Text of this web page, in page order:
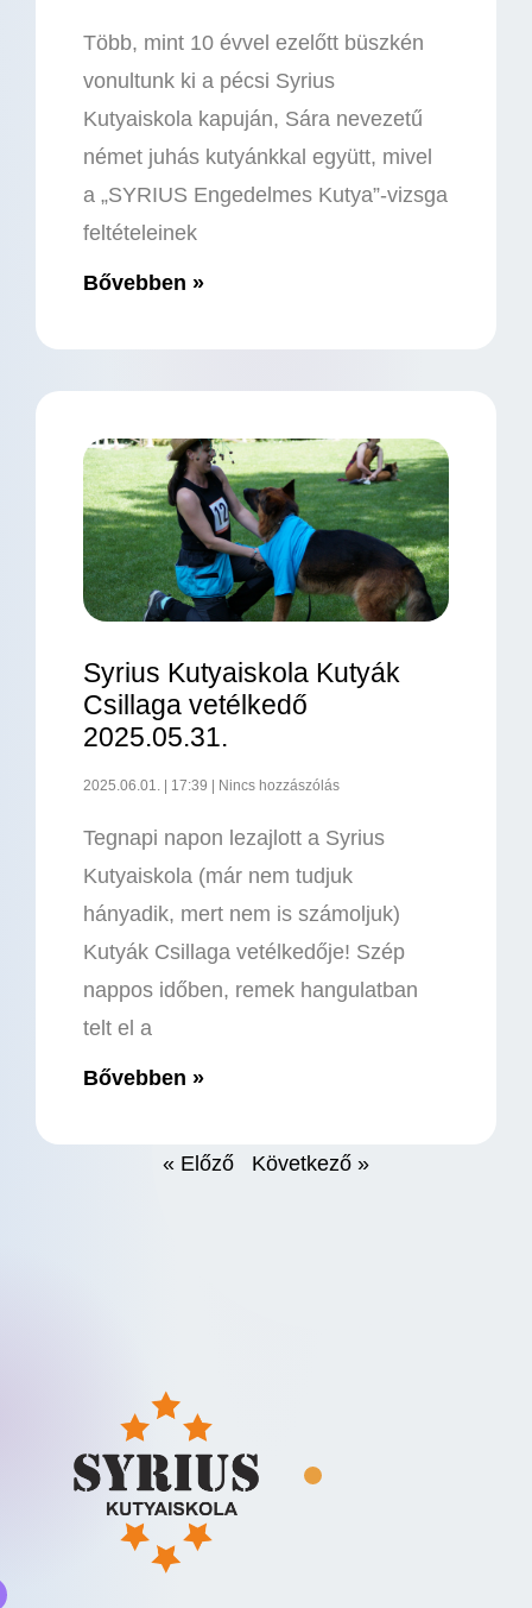
Több, mint 10 évvel ezelőtt büszkén
vonultunk ki a pécsi Syrius
Kutyaiskola kapuján, Sára nevezetű
német juhás kutyánkkal együtt, mivel
a „SYRIUS Engedelmes Kutya”-vizsga
feltételeinek
Bővebben »
Syrius Kutyaiskola Kutyák
Csillaga vetélkedő
2025.05.31.
2025.06.01. 17:39 Nincs hozzászólás
Tegnapi napon lezajlott a Syrius
Kutyaiskola (már nem tudjuk
hányadik, mert nem is számoljuk)
Kutyák Csillaga vetélkedője! Szép
nappos időben, remek hangulatban
telt el a
Bővebben »
« Előző Következő »